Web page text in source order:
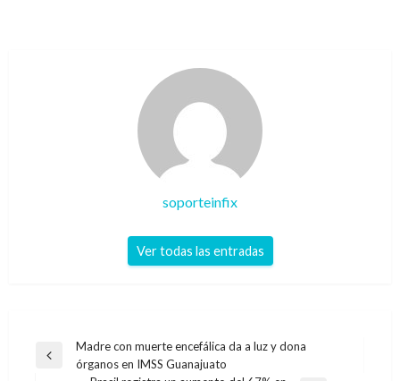
soporteinfix
Ver todas las entradas
Navegación
Entrada
Madre con muerte encefálica da a luz y dona
órganos en IMSS Guanajuato